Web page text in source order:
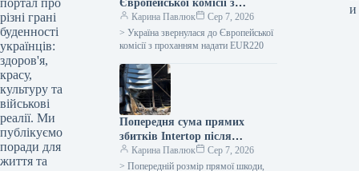
портал про
різні грані
буденності
українців:
здоров'я,
красу,
культуру та
військові
реалії. Ми
публікуємо
поради для
життя та
Європейської комісії з
проханням про виділення 220
мільйонів євро для допомоги
сільськогосподарським
блокуванням портів.
Карина Павлюк
Сер 7, 2026
> Україна звернулася до Європейської
комісії з проханням надати EUR220
Попередня сума прямих
збитків Intertop після
знищення головного складу
сягає 450 мільйонів гривень
Карина Павлюк
Сер 7, 2026
> Попередній розмір прямої шкоди,
и